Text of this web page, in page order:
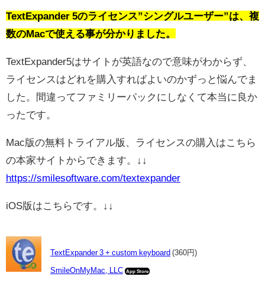
TextExpander 5のライセンス”シングルユーザー”は、複
数のMacで使える事が分かりました。
TextExpander5はサイトが英語なので意味がわからず、
ライセンスはどれを購入すればよいのかずっと悩んでま
した。間違ってファミリーパックにしなくて本当に良か
ったです。
Mac版の無料トライアル版、ライセンスの購入はこちら
の本家サイトからできます。↓↓
https://smilesoftware.com/textexpander
iOS版はこちらです。↓↓
TextExpander 3 + custom keyboard (360円)
SmileOnMyMac, LLC App Store